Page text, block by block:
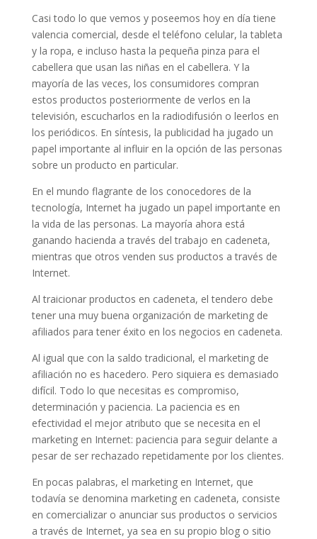
Casi todo lo que vemos y poseemos hoy en día tiene
valencia comercial, desde el teléfono celular, la tableta
y la ropa, e incluso hasta la pequeña pinza para el
cabellera que usan las niñas en el cabellera. Y la
mayoría de las veces, los consumidores compran
estos productos posteriormente de verlos en la
televisión, escucharlos en la radiodifusión o leerlos en
los periódicos. En síntesis, la publicidad ha jugado un
papel importante al influir en la opción de las personas
sobre un producto en particular.
En el mundo flagrante de los conocedores de la
tecnología, Internet ha jugado un papel importante en
la vida de las personas. La mayoría ahora está
ganando hacienda a través del trabajo en cadeneta,
mientras que otros venden sus productos a través de
Internet.
Al traicionar productos en cadeneta, el tendero debe
tener una muy buena organización de marketing de
afiliados para tener éxito en los negocios en cadeneta.
Al igual que con la saldo tradicional, el marketing de
afiliación no es hacedero. Pero siquiera es demasiado
difícil. Todo lo que necesitas es compromiso,
determinación y paciencia. La paciencia es en
efectividad el mejor atributo que se necesita en el
marketing en Internet: paciencia para seguir delante a
pesar de ser rechazado repetidamente por los clientes.
En pocas palabras, el marketing en Internet, que
todavía se denomina marketing en cadeneta, consiste
en comercializar o anunciar sus productos o servicios
a través de Internet, ya sea en su propio blog o sitio